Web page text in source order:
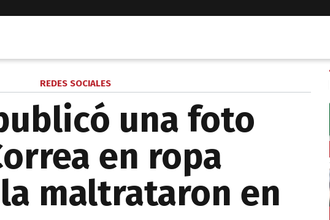
REDES SOCIALES
una foto
en ropa
maltrataron en